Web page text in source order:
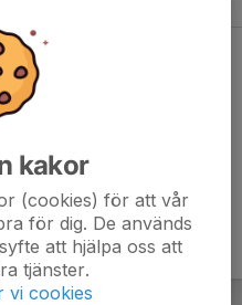
kakor
(cookies) för att vår
för dig. De används
att hjälpa oss att
tjänster.
vi cookies